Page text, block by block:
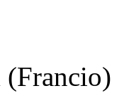
(Francio)